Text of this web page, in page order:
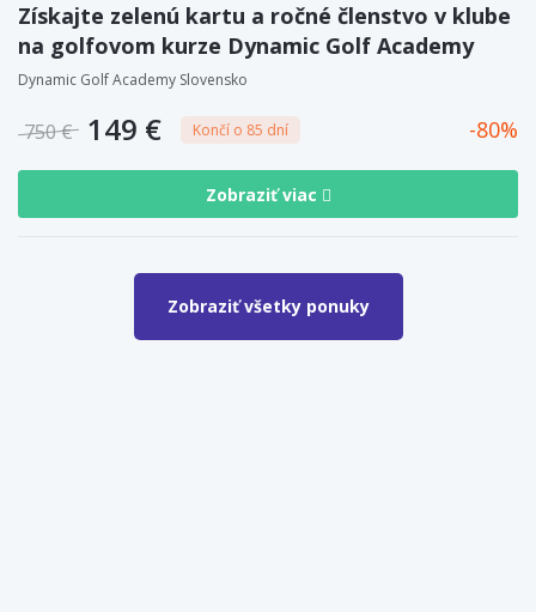
Získajte zelenú kartu a ročné členstvo v klube
na golfovom kurze Dynamic Golf Academy
Dynamic Golf Academy Slovensko
750 € 149 € Končí o 85 dní 80
Zobraziť viac
Zobraziť všetky ponuky